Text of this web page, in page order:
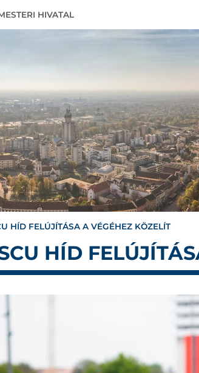
HIVATAL
HÍD FELÚJÍTÁSA A VÉGÉHEZ KÖZELÍT
HÍD